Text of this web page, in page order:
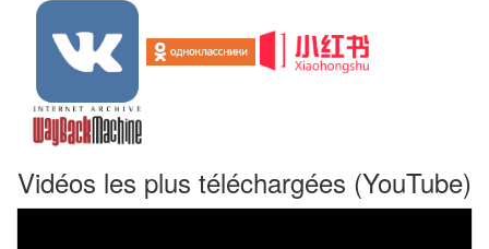
Vidéos les plus téléchargées (YouTube)